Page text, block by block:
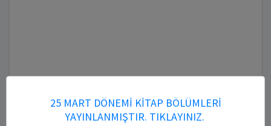
25 MART DÖNEMİ KİTAP BÖLÜMLERİ
YAYINLANMIŞTIR. TIKLAYINIZ.